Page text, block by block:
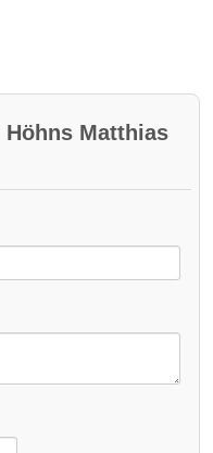
Höhns Matthias